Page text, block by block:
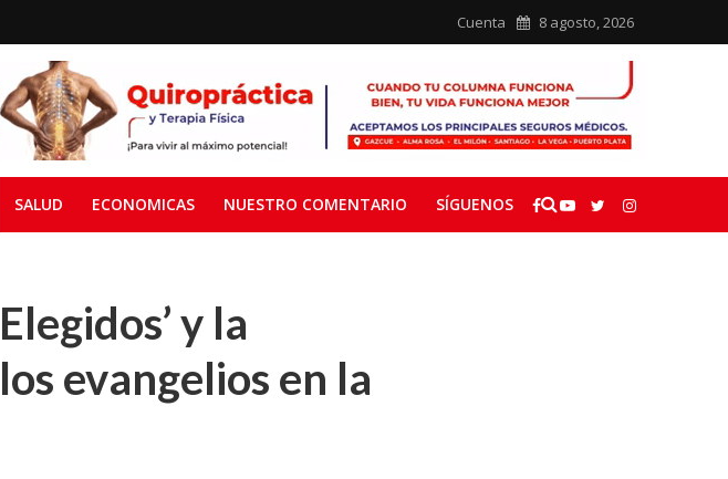
Cuenta 8 agosto, 2026
SALUD ECONOMICAS NUESTRO COMENTARIO SÍGUENOS
y la
evangelios en la